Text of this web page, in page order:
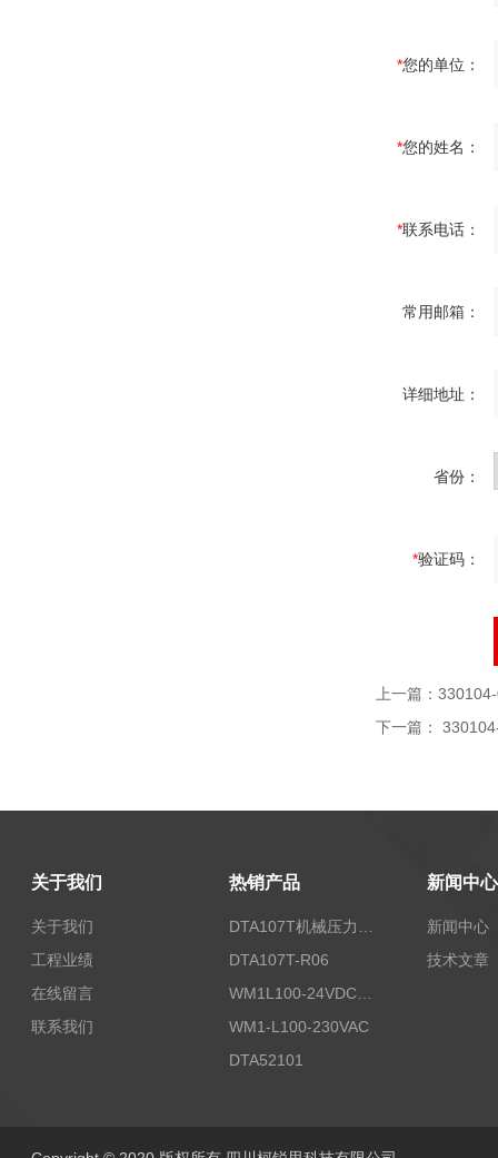
*您的单位：
*您的姓名：
*联系电话：
常用邮箱：
详细地址：
省份：
*验证码：
上一篇：
下一篇：
关于我们
关于我们
工程业绩
在线留言
联系我们
热销产品
DTA107T-R06
WM1L100-24VDC/T5X
WM1-L100-230VAC
DTA52101
新闻中心
新闻中心
技术文章